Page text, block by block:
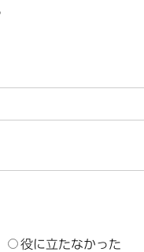
役に立たなかった